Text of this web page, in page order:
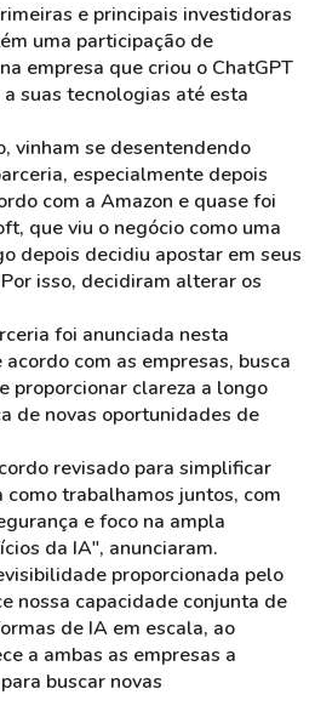
e principais investidoras
uma participação de
empresa que criou o ChatGPT
suas tecnologias até esta
vinham se desentendendo
especialmente depois
com a Amazon e quase foi
que viu o negócio como uma
depois decidiu apostar em seus
isso, decidiram alterar os
foi anunciada nesta
com as empresas, busca
proporcionar clareza a longo
de novas oportunidades de
revisado para simplificar
como trabalhamos juntos, com
e foco na ampla
da IA", anunciaram.
proporcionada pelo
nossa capacidade conjunta de
de IA em escala, ao
a ambas as empresas a
buscar novas